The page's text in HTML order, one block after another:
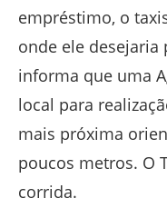
empréstimo, o
onde ele desejaria
informa que uma
local para
mais próxima
poucos metros. O
corrida.